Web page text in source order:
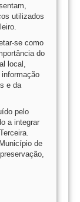
utilizados
se como
do
local,
e da
pelo
a integrar
de